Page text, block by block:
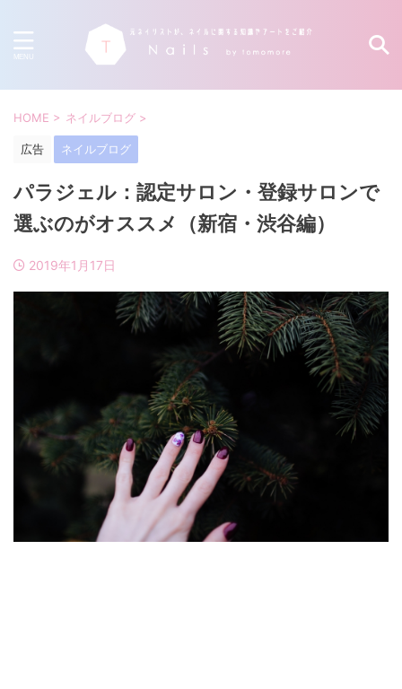
HOME > ネイルブログ >
広告 ネイルブログ
パラジェル：認定サロン・登録サロンで
選ぶのがオススメ（新宿・渋谷編）
2019年1月17日